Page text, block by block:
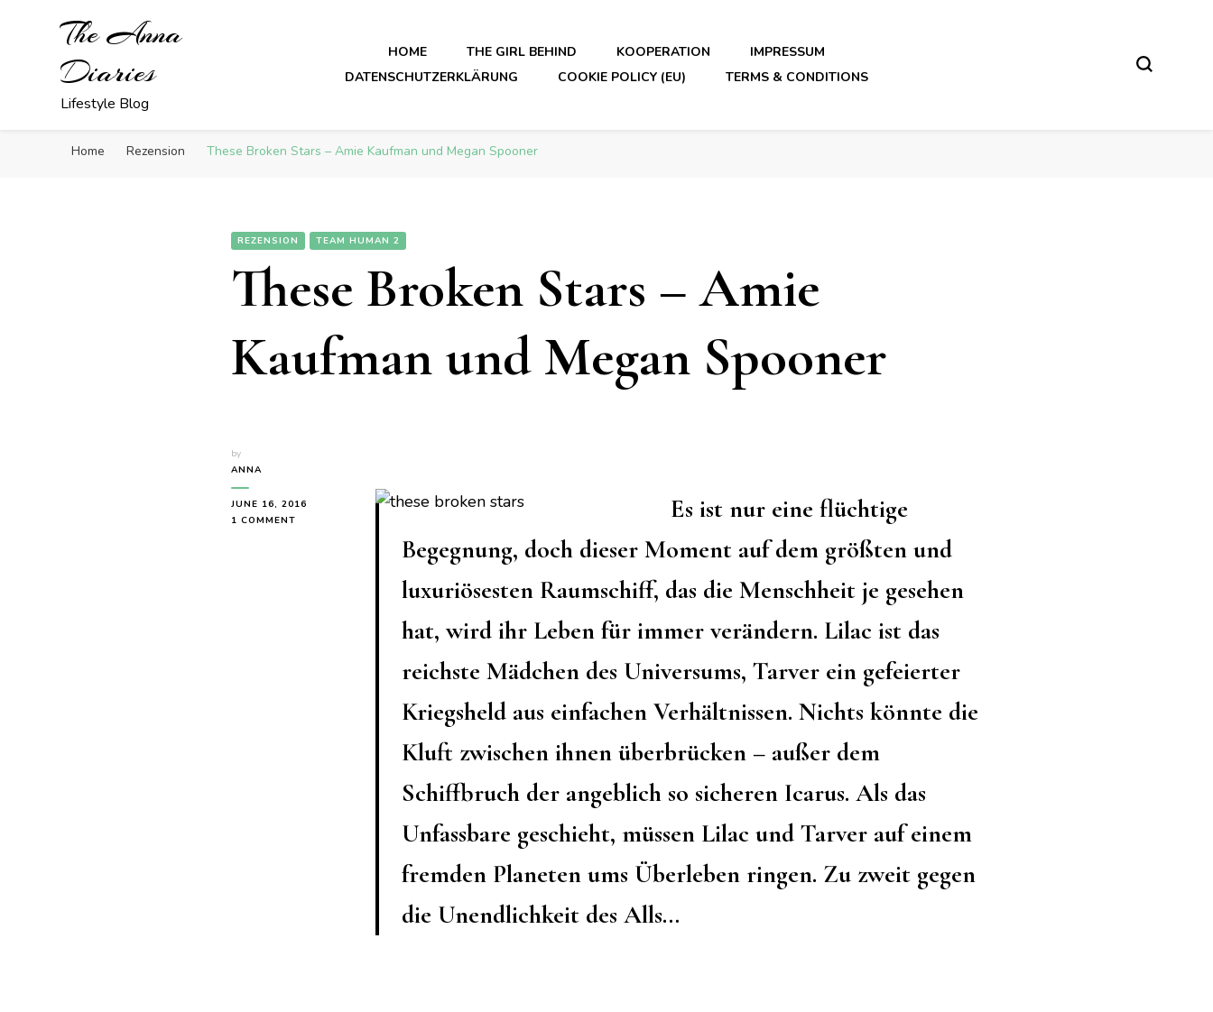
The Anna
Diaries
Lifestyle Blog
HOME THE GIRL BEHIND KOOPERATION
IMPRESSUM
DATENSCHUTZERKLÄRUNG
COOKIE POLICY (EU) TERMS & CONDITIONS
Home Rezension These Broken Stars – Amie Kaufman und Megan Spooner
REZENSION TEAM HUMAN 2
These Broken Stars – Amie
Kaufman und Megan Spooner
by
ANNA
JUNE 16, 2016
1 COMMENT
Es ist nur eine flüchtige
Begegnung, doch dieser Moment auf dem größten und
luxuriösesten Raumschiff, das die Menschheit je gesehen
hat, wird ihr Leben für immer verändern. Lilac ist das
reichste Mädchen des Universums, Tarver ein gefeierter
Kriegsheld aus einfachen Verhältnissen. Nichts könnte die
Kluft zwischen ihnen überbrücken – außer dem
Schiffbruch der angeblich so sicheren Icarus. Als das
Unfassbare geschieht, müssen Lilac und Tarver auf einem
fremden Planeten ums Überleben ringen. Zu zweit gegen
die Unendlichkeit des Alls…